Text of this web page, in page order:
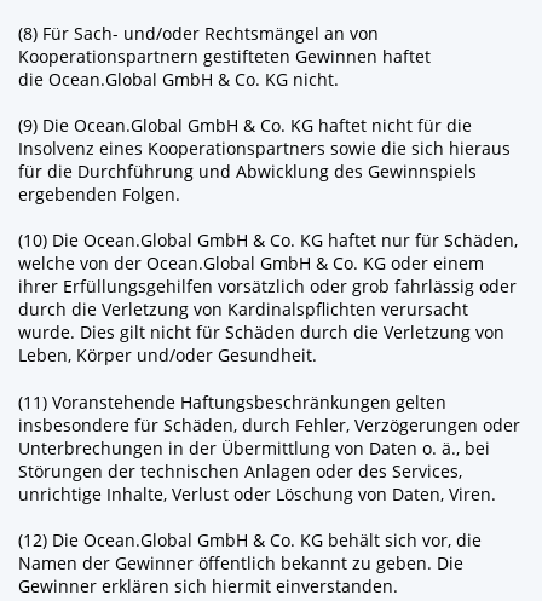
(8) Für Sach- und/oder Rechtsmängel an von
Kooperationspartnern gestifteten Gewinnen haftet
die Ocean.Global GmbH & Co. KG nicht.
(9) Die Ocean.Global GmbH & Co. KG haftet nicht für die
Insolvenz eines Kooperationspartners sowie die sich hieraus
für die Durchführung und Abwicklung des Gewinnspiels
ergebenden Folgen.
(10) Die Ocean.Global GmbH & Co. KG haftet nur für Schäden,
welche von der Ocean.Global GmbH & Co. KG oder einem
ihrer Erfüllungsgehilfen vorsätzlich oder grob fahrlässig oder
durch die Verletzung von Kardinalspflichten verursacht
wurde. Dies gilt nicht für Schäden durch die Verletzung von
Leben, Körper und/oder Gesundheit.
(11) Voranstehende Haftungsbeschränkungen gelten
insbesondere für Schäden, durch Fehler, Verzögerungen oder
Unterbrechungen in der Übermittlung von Daten o. ä., bei
Störungen der technischen Anlagen oder des Services,
unrichtige Inhalte, Verlust oder Löschung von Daten, Viren.
(12) Die Ocean.Global GmbH & Co. KG behält sich vor, die
Namen der Gewinner öffentlich bekannt zu geben. Die
Gewinner erklären sich hiermit einverstanden.